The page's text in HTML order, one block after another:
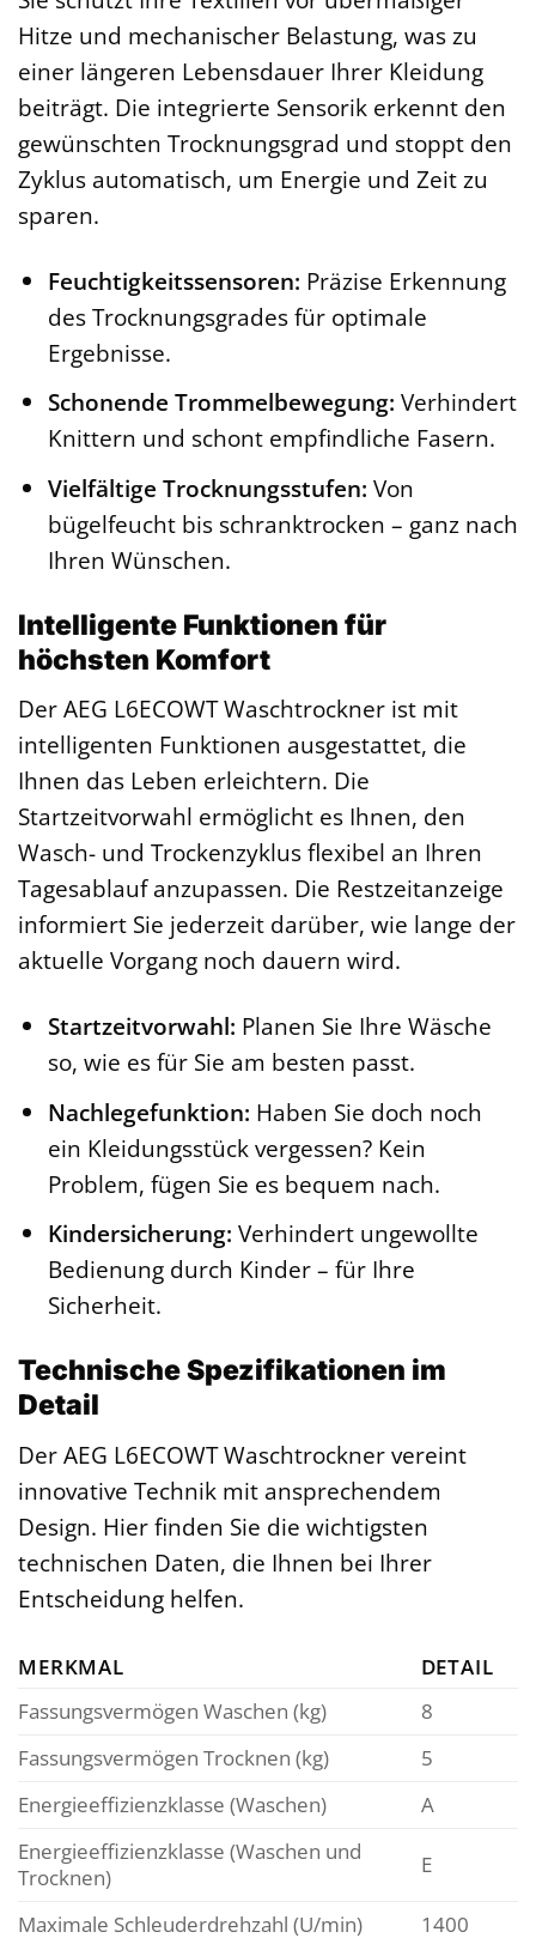
Hitze und mechanischer Belastung, was zu
einer längeren Lebensdauer Ihrer Kleidung
beiträgt. Die integrierte Sensorik erkennt den
gewünschten Trocknungsgrad und stoppt den
Zyklus automatisch, um Energie und Zeit zu
sparen.
Feuchtigkeitssensoren: Präzise Erkennung
des Trocknungsgrades für optimale
Ergebnisse.
Schonende Trommelbewegung: Verhindert
Knittern und schont empfindliche Fasern.
Vielfältige Trocknungsstufen: Von
bügelfeucht bis schranktrocken – ganz nach
Ihren Wünschen.
Intelligente Funktionen für
höchsten Komfort
Der AEG L6ECOWT Waschtrockner ist mit
intelligenten Funktionen ausgestattet, die
Ihnen das Leben erleichtern. Die
Startzeitvorwahl ermöglicht es Ihnen, den
Wasch- und Trockenzyklus flexibel an Ihren
Tagesablauf anzupassen. Die Restzeitanzeige
informiert Sie jederzeit darüber, wie lange der
aktuelle Vorgang noch dauern wird.
Startzeitvorwahl: Planen Sie Ihre Wäsche
so, wie es für Sie am besten passt.
Nachlegefunktion: Haben Sie doch noch
ein Kleidungsstück vergessen? Kein
Problem, fügen Sie es bequem nach.
Kindersicherung: Verhindert ungewollte
Bedienung durch Kinder – für Ihre
Sicherheit.
Technische Spezifikationen im
Detail
Der AEG L6ECOWT Waschtrockner vereint
innovative Technik mit ansprechendem
Design. Hier finden Sie die wichtigsten
technischen Daten, die Ihnen bei Ihrer
Entscheidung helfen.
MERKMAL
DETAIL
Fassungsvermögen Waschen (kg)
8
Fassungsvermögen Trocknen (kg)
5
Energieeffizienzklasse (Waschen)
A
Energieeffizienzklasse (Waschen und
Trocknen)
E
Maximale Schleuderdrehzahl (U/min)
1400